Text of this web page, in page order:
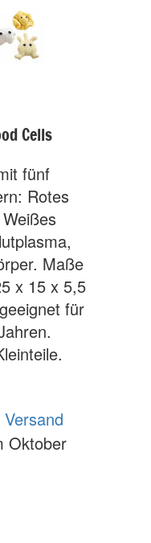
Cells
fünf
Rotes
Maße
x 15 x 5,5
für
Versand
Oktober